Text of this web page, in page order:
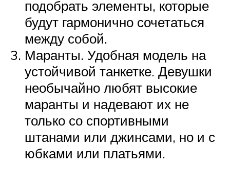
подобрать элементы, которые
будут гармонично сочетаться
между собой.
Маранты. Удобная модель на
устойчивой танкетке. Девушки
необычайно любят высокие
маранты и надевают их не
только со спортивными
штанами или джинсами, но и с
юбками или платьями.